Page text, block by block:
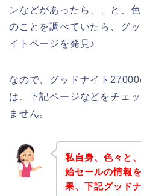
ンなどがあったら、、と、
のことを調べていたら、グ
イトページを発見♪
なので、グッドナイト
は、下記ページなどをチェ
ません。
私自身、色々と
始セールの情報
果、下記グッド